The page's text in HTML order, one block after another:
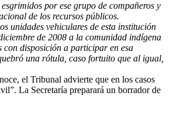
por ese grupo de compañeros y
de los recursos públicos.
unidades vehiculares de esta institución
de 2008 a la comunidad indígena
con disposición a participar en esa
una rótula, caso fortuito que al igual,
el Tribunal advierte que en los casos
La Secretaría preparará un borrador de